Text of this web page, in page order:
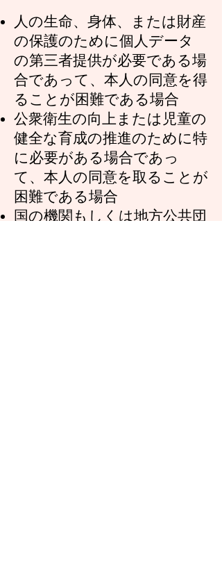
人の生命、身体、または財産
の保護のために個人データ
の第三者提供が必要である場
合であって、本人の同意を得
ることが困難である場合
公衆衛生の向上または児童の
健全な育成の推進のために特
に必要がある場合であっ
て、本人の同意を取ることが
困難である場合
国の機関もしくは地方公共団